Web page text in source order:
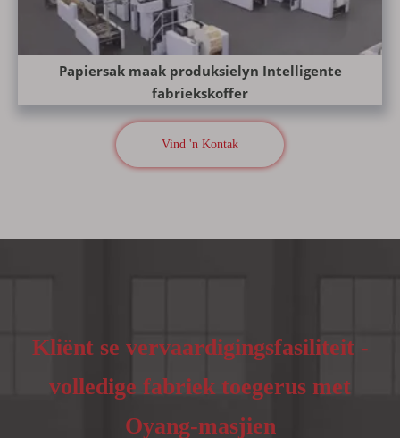
Papiersak maak produksielyn Intelligente
fabriekskoffer
Vind 'n Kontak
Kliënt se vervaardigingsfasiliteit -
volledige fabriek toegerus met
Oyang-masjien